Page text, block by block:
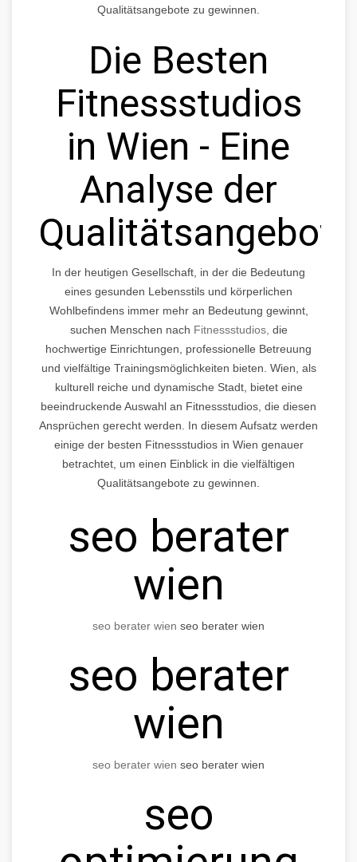
Qualitätsangebote zu gewinnen.
Die Besten
Fitnessstudios
in Wien - Eine
Analyse der
Qualitätsangebote
In der heutigen Gesellschaft, in der die Bedeutung
eines gesunden Lebensstils und körperlichen
Wohlbefindens immer mehr an Bedeutung gewinnt,
suchen Menschen nach Fitnessstudios, die
hochwertige Einrichtungen, professionelle Betreuung
und vielfältige Trainingsmöglichkeiten bieten. Wien, als
kulturell reiche und dynamische Stadt, bietet eine
beeindruckende Auswahl an Fitnessstudios, die diesen
Ansprüchen gerecht werden. In diesem Aufsatz werden
einige der besten Fitnessstudios in Wien genauer
betrachtet, um einen Einblick in die vielfältigen
Qualitätsangebote zu gewinnen.
seo berater
wien
seo berater wien seo berater wien
seo berater
wien
seo berater wien seo berater wien
seo